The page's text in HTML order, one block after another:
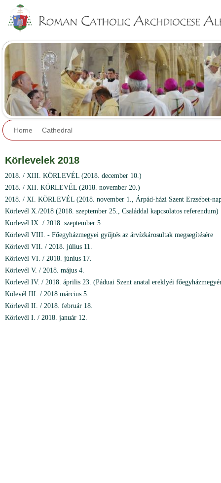
Home Cathedral
Körlevelek 2018
2018. / XIII. KÖRLEVÉL (2018. december 10.)
2018. / XII. KÖRLEVÉL (2018. november 20.)
2018. / XI. KÖRLEVÉL (2018. november 1., Árpád-házi Szent Erzsébet-
Körlevél X./2018 (2018. szeptember 25., Családdal kapcsolatos referendum)
Körlevél IX. / 2018. szeptember 5.
Körlevél VIII. - Főegyházmegyei gyűjtés az árvízkárosultak megsegítésére
Körlevél VII. / 2018. július 11.
Körlevél VI. / 2018. június 17.
Körlevél V. / 2018. május 4.
Körlevél IV. / 2018. április 23. (Páduai Szent anatal ereklyéi
Kölevél III. / 2018 március 5.
Körlevél II. / 2018. február 18.
Körlevél I. / 2018. január 12.